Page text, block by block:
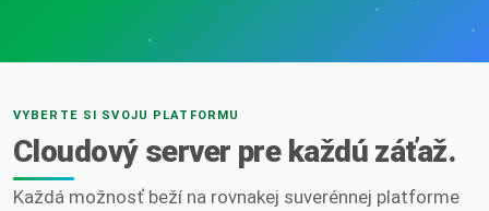
VYBERTE SI SVOJU PLATFORMU
Cloudový server pre každú záťaž.
Každá možnosť beží na rovnakej suverénnej platforme